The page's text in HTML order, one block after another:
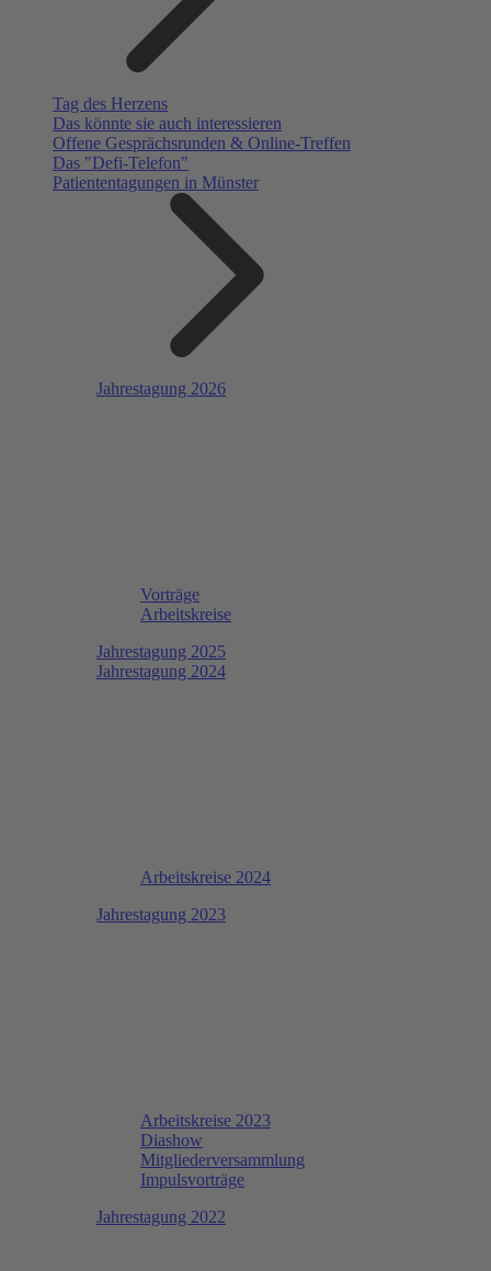
Tag des Herzens
Das könnte sie auch interessieren
Offene Gesprächsrunden & Online-Treffen
Das "Defi-Telefon"
Patiententagungen in Münster
Jahrestagung 2026
Vorträge
Arbeitskreise
Jahrestagung 2025
Jahrestagung 2024
Arbeitskreise 2024
Jahrestagung 2023
Arbeitskreise 2023
Diashow
Mitgliederversammlung
Impulsvorträge
Jahrestagung 2022